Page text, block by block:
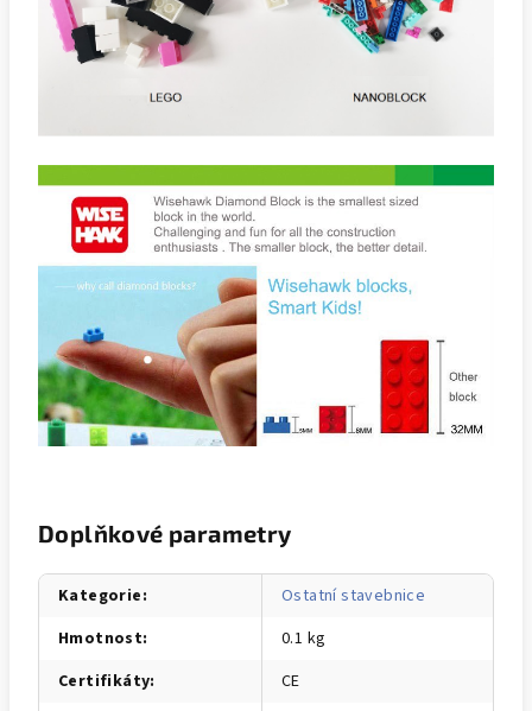
Doplňkové parametry
Kategorie:
Ostatní stavebnice
Hmotnost:
0.1 kg
Certifikáty:
CE